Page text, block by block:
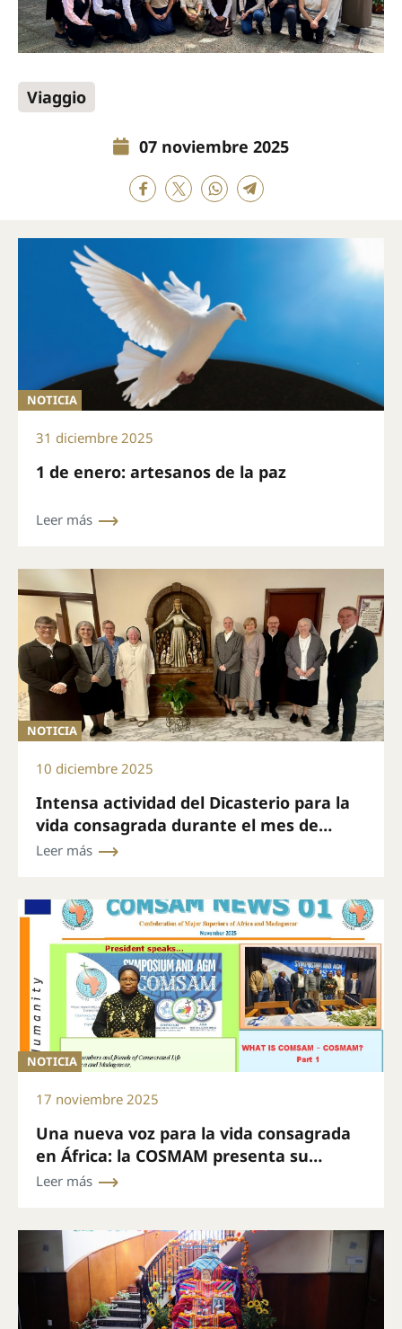
Viaggio
07 noviembre 2025
NOTICIA
31 diciembre 2025
1 de enero: artesanos de la paz
Leer más
NOTICIA
10 diciembre 2025
Intensa actividad del Dicasterio para la
vida consagrada durante el mes de
noviembre
Leer más
NOTICIA
17 noviembre 2025
Una nueva voz para la vida consagrada
en África: la COSMAM presenta su
boletín mensual
Leer más